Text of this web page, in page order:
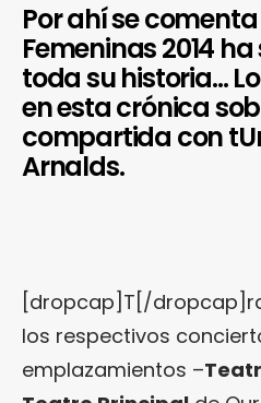
Por ahí se
Femeninas 2014
toda su historia…
en esta crónica
compartida con
Arnalds.
[dropcap]T[/
los respectivos
emplazamientos –